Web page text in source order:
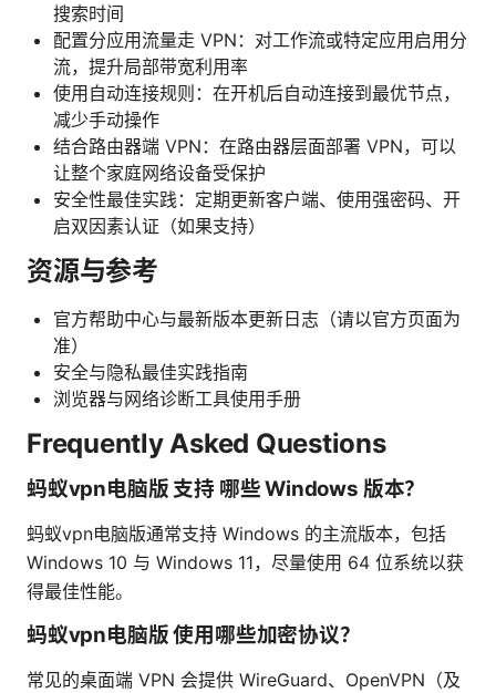
搜索时间
配置分应用流量走 VPN：对工作流或特定应用启用分
流，提升局部带宽利用率
使用自动连接规则：在开机后自动连接到最优节点，
减少手动操作
结合路由器端 VPN：在路由器层面部署 VPN，可以
让整个家庭网络设备受保护
安全性最佳实践：定期更新客户端、使用强密码、开
启双因素认证（如果支持）
资源与参考
官方帮助中心与最新版本更新日志（请以官方页面为
准）
安全与隐私最佳实践指南
浏览器与网络诊断工具使用手册
Frequently Asked Questions
蚂蚁vpn电脑版 支持 哪些 Windows 版本？
蚂蚁vpn电脑版通常支持 Windows 的主流版本，包括
Windows 10 与 Windows 11，尽量使用 64 位系统以获
得最佳性能。
蚂蚁vpn电脑版 使用哪些加密协议？
常见的桌面端 VPN 会提供 WireGuard、OpenVPN（及